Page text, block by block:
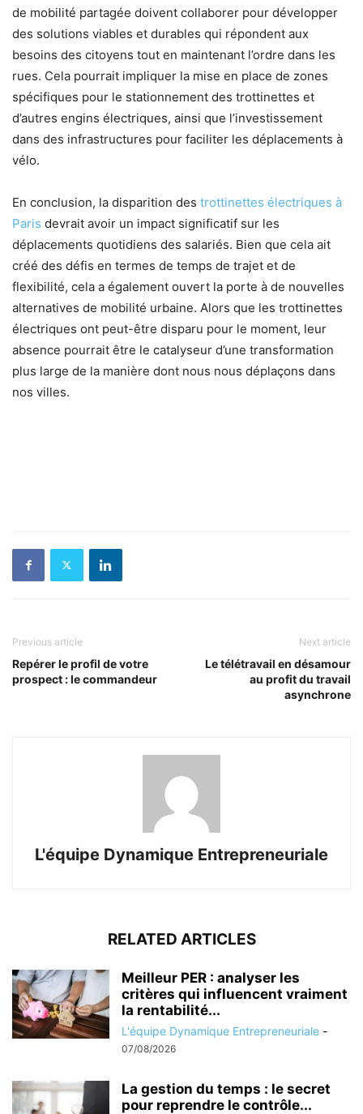
de mobilité partagée doivent collaborer pour développer
des solutions viables et durables qui répondent aux
besoins des citoyens tout en maintenant l’ordre dans les
rues. Cela pourrait impliquer la mise en place de zones
spécifiques pour le stationnement des trottinettes et
d’autres engins électriques, ainsi que l’investissement
dans des infrastructures pour faciliter les déplacements à
vélo.
En conclusion, la disparition des trottinettes électriques à
Paris devrait avoir un impact significatif sur les
déplacements quotidiens des salariés. Bien que cela ait
créé des défis en termes de temps de trajet et de
flexibilité, cela a également ouvert la porte à de nouvelles
alternatives de mobilité urbaine. Alors que les trottinettes
électriques ont peut-être disparu pour le moment, leur
absence pourrait être le catalyseur d’une transformation
plus large de la manière dont nous nous déplaçons dans
nos villes.
Previous article
Repérer le profil de votre
prospect : le commandeur
Next article
Le télétravail en désamour
au profit du travail
asynchrone
L'équipe Dynamique Entrepreneuriale
RELATED ARTICLES
Meilleur PER : analyser les
critères qui influencent vraiment
la rentabilité...
L'équipe Dynamique Entrepreneuriale -
07/08/2026
La gestion du temps : le secret
pour reprendre le contrôle...